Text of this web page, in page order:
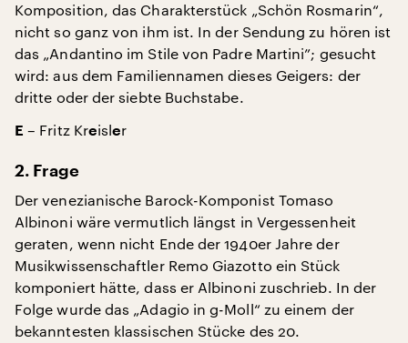
Komposition, das Charakterstück „Schön Rosmarin“,
nicht so ganz von ihm ist. In der Sendung zu hören ist
das „Andantino im Stile von Padre Martini”; gesucht
wird: aus dem Familiennamen dieses Geigers: der
dritte oder der siebte Buchstabe.
E – Fritz Kreisler
2. Frage
Der venezianische Barock-Komponist Tomaso
Albinoni wäre vermutlich längst in Vergessenheit
geraten, wenn nicht Ende der 1940er Jahre der
Musikwissenschaftler Remo Giazotto ein Stück
komponiert hätte, dass er Albinoni zuschrieb. In der
Folge wurde das „Adagio in g-Moll“ zu einem der
bekanntesten klassischen Stücke des 20.